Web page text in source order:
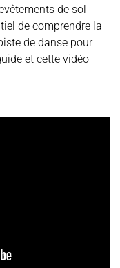
de sol
de comprendre la
de danse pour
et cette vidéo